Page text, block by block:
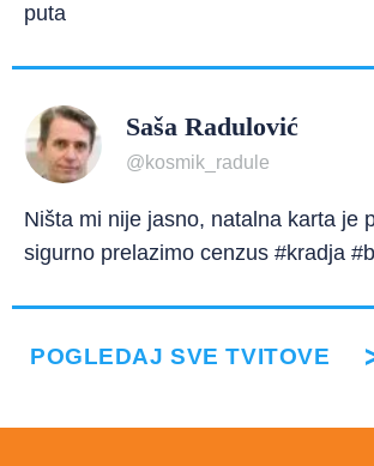
puta
Saša Radulović
@kosmik_radule
Ništa mi nije jasno, natalna karta je
sigurno prelazimo cenzus #kradja
POGLEDAJ SVE TVITOVE